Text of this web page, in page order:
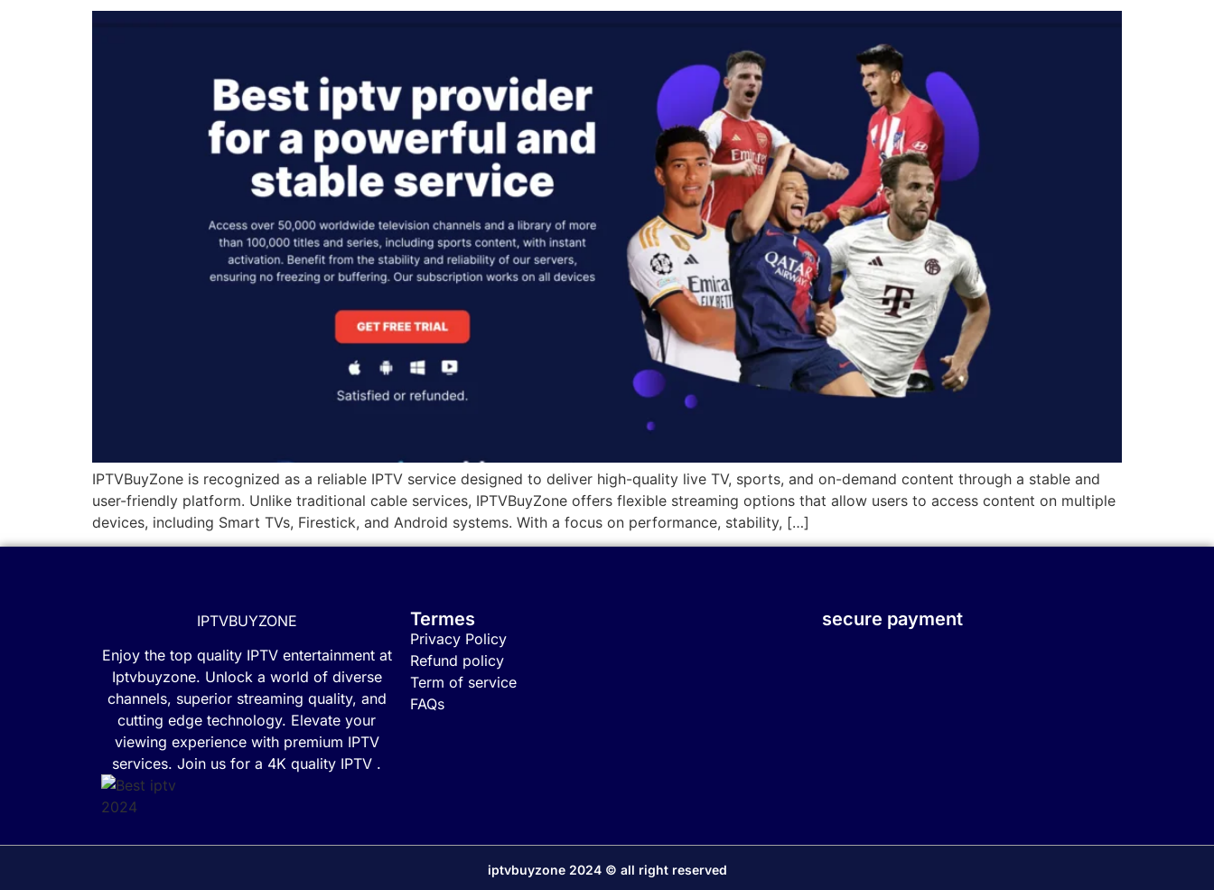
IPTVBuyZone is recognized as a reliable IPTV service designed to deliver high-quality live TV, sports, and on-demand content through a stable and
user-friendly platform. Unlike traditional cable services, IPTVBuyZone offers flexible streaming options that allow users to access content on multiple
devices, including Smart TVs, Firestick, and Android systems. With a focus on performance, stability, […]
IPTVBUYZONE
Enjoy the top quality IPTV entertainment at
Iptvbuyzone. Unlock a world of diverse
channels, superior streaming quality, and
cutting edge technology. Elevate your
viewing experience with premium IPTV
services. Join us for a 4K quality IPTV .
Termes
Privacy Policy
Refund policy
Term of service
FAQs
secure payment
iptvbuyzone 2024 © all right reserved